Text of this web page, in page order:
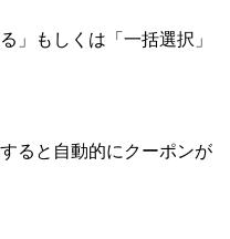
」もしくは「一括選択」
ると自動的にクーポンが